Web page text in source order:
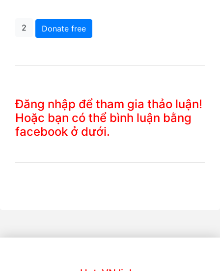
2 Donate free
Đăng nhập để tham gia thảo luận!
Hoặc bạn có thể bình luận bằng
facebook ở dưới.